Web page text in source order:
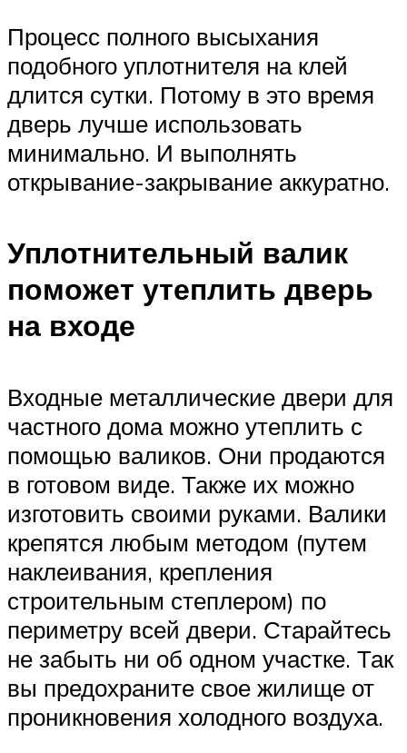
Процесс полного высыхания
подобного уплотнителя на клей
длится сутки. Потому в это время
дверь лучше использовать
минимально. И выполнять
открывание-закрывание аккуратно.
Уплотнительный валик
поможет утеплить дверь
на входе
Входные металлические двери для
частного дома можно утеплить с
помощью валиков. Они продаются
в готовом виде. Также их можно
изготовить своими руками. Валики
крепятся любым методом (путем
наклеивания, крепления
строительным степлером) по
периметру всей двери. Старайтесь
не забыть ни об одном участке. Так
вы предохраните свое жилище от
проникновения холодного воздуха.